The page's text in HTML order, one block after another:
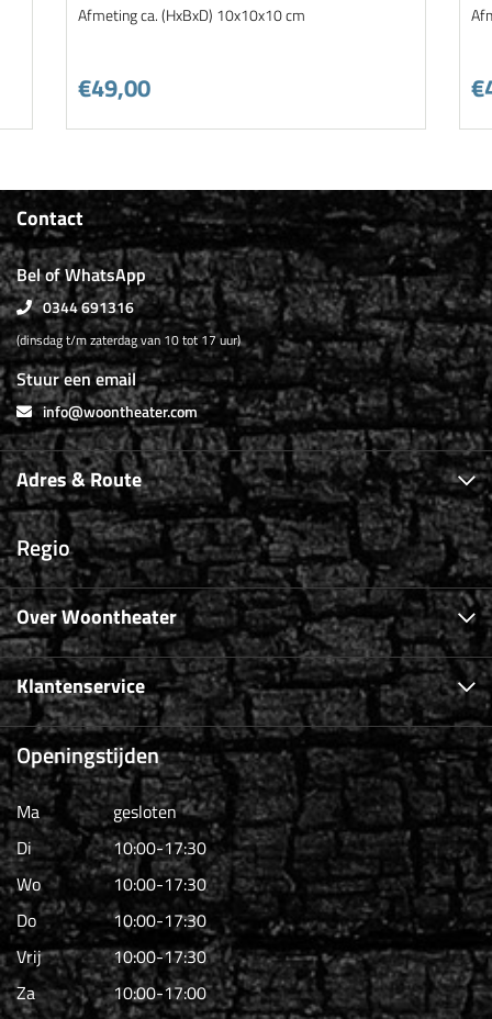
Afmeting ca. (HxBxD) 10x10x10 cm
€49,00
Contact
Bel of WhatsApp
0344 691316
(dinsdag t/m zaterdag van 10 tot 17 uur)
Stuur een email
info@woontheater.com
Adres & Route
Regio
Over Woontheater
Klantenservice
Openingstijden
Ma
gesloten
Di
10:00-17:30
Wo
10:00-17:30
Do
10:00-17:30
Vrij
10:00-17:30
Za
10:00-17:00